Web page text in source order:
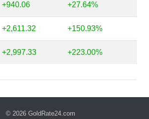
+940.06 +27.64%
+2,611.32 +150.93%
+2,997.33 +223.00%
© 2026 GoldRate24.com